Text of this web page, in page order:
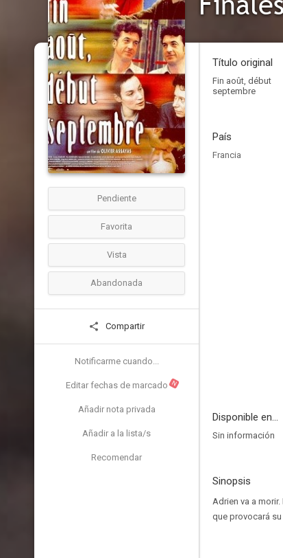
Pendiente
Favorita
Vista
Abandonada
Compartir
Notificarme cuando...
Editar fechas de marcado N
Añadir nota privada
Añadir a la lista/s
Recomendar
Título original
Fin août, début
septembre
País
Francia
Disponible en...
Sin información
Sinopsis
Adrien va a
que provocará